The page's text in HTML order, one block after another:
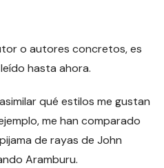
o autores concretos, es
hasta ahora.
qué estilos me gustan
me han comparado
de rayas de John
Aramburu.